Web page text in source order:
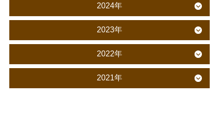
2024年
2023年
2022年
2021年